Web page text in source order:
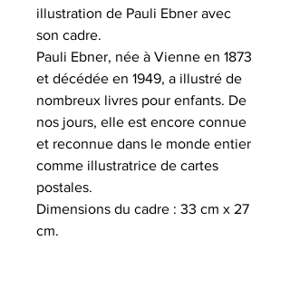
illustration de Pauli Ebner avec
son cadre.
Pauli Ebner, née à Vienne en 1873
et décédée en 1949, a illustré de
nombreux livres pour enfants. De
nos jours, elle est encore connue
et reconnue dans le monde entier
comme illustratrice de cartes
postales.
Dimensions du cadre : 33 cm x 27
cm.